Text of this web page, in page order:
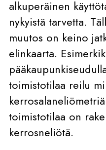
alkuperäinen
nykyistä tarvetta.
muutos on keino
elinkaarta.
toimistotilaa reilu
toimistotilaa on
kerrosneliötä.